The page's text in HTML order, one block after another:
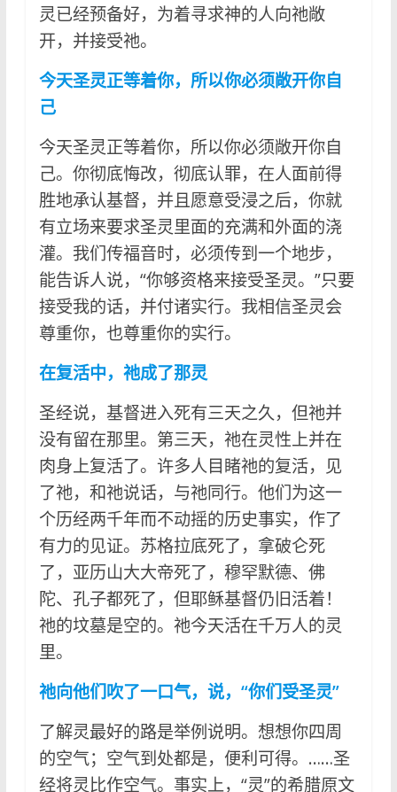
灵已经预备好，为着寻求神的人向祂敞
开，并接受祂。
今天圣灵正等着你，所以你必须敞开你自
己
今天圣灵正等着你，所以你必须敞开你自
己。你彻底悔改，彻底认罪，在人面前得
胜地承认基督，并且愿意受浸之后，你就
有立场来要求圣灵里面的充满和外面的浇
灌。我们传福音时，必须传到一个地步，
能告诉人说，“你够资格来接受圣灵。”只要
接受我的话，并付诸实行。我相信圣灵会
尊重你，也尊重你的实行。
在复活中，祂成了那灵
圣经说，基督进入死有三天之久，但祂并
没有留在那里。第三天，祂在灵性上并在
肉身上复活了。许多人目睹祂的复活，见
了祂，和祂说话，与祂同行。他们为这一
个历经两千年而不动摇的历史事实，作了
有力的见证。苏格拉底死了，拿破仑死
了，亚历山大大帝死了，穆罕默德、佛
陀、孔子都死了，但耶稣基督仍旧活着！
祂的坟墓是空的。祂今天活在千万人的灵
里。
祂向他们吹了一口气，说，“你们受圣灵”
了解灵最好的路是举例说明。想想你四周
的空气；空气到处都是，便利可得。……圣
经将灵比作空气。事实上，“灵”的希腊原文